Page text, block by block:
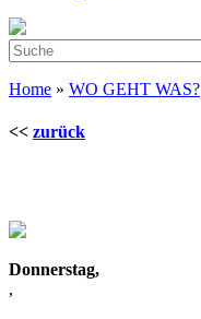
Home » WO GEHT WAS?
<< zurück
Donnerstag,
,